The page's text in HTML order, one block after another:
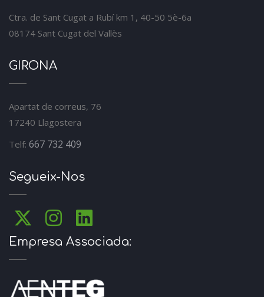
Ctra. de Sant Cugat a Rubí km 1, 40-50 5è-6a
08174 Sant Cugat del Vallès
GIRONA
Apartat de correus, 76
17240 Llagostera
Telf: 667 732 409
Segueix-Nos
Empresa Associada: